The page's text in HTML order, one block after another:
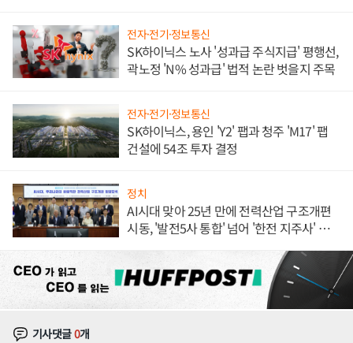
전자·전기·정보통신
SK하이닉스 노사 '성과급 주식지급' 평행선,
곽노정 'N% 성과급' 법적 논란 벗을지 주목
전자·전기·정보통신
SK하이닉스, 용인 'Y2' 팹과 청주 'M17' 팹
건설에 54조 투자 결정
정치
AI시대 맞아 25년 만에 전력산업 구조개편
시동, '발전5사 통합' 넘어 '한전 지주사' 재편
기사댓글0개